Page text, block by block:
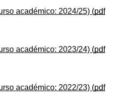
ventana)
académico: 2024/25) (pdf
ventana)
académico: 2023/24) (pdf
ventana)
académico: 2022/23) (pdf